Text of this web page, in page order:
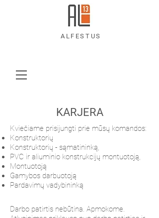
ALFESTUS
KARJERA
Kviečiame prisijungti prie mūsų komandos:
Konstruktorių
Konstruktorių - sąmatininką,
PVC ir aliuminio konstrukcijų montuotoją,
Montuotoją
Gamybos darbuotoją
Pardavimų vadybininką
Darbo patirtis nebūtina. Apmokome.